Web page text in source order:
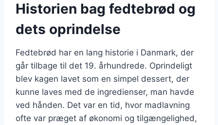
Historien bag fedtebrød og
dets oprindelse
Fedtebrød har en lang historie i Danmark, der
går tilbage til det 19. århundrede. Oprindeligt
blev kagen lavet som en simpel dessert, der
kunne laves med de ingredienser, man havde
ved hånden. Det var en tid, hvor madlavning
ofte var præget af økonomi og tilgængelighed,